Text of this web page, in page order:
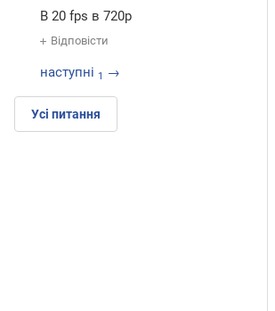
В 20 fps в 720p
Відповісти
наступні 1 →
Усі питання